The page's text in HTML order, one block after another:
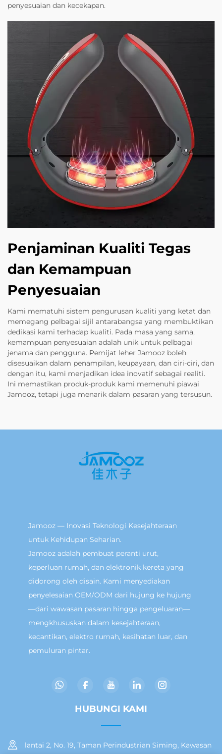
penyesuaian dan kecekapan.
Penjaminan Kualiti Tegas
dan Kemampuan
Penyesuaian
Kami mematuhi sistem pengurusan kualiti yang ketat dan
memegang pelbagai sijil antarabangsa yang membuktikan
dedikasi kami terhadap kualiti. Pada masa yang sama,
kemampuan penyesuaian adalah unik untuk pelbagai
jenama dan pengguna. Pemijat leher Jamooz boleh
disesuaikan dalam penampilan, keupayaan, dan ciri-ciri, dan
dengan itu, kami menjadikan idea inovatif sebagai realiti.
Ini memastikan produk-produk kami memenuhi piawai
Jamooz, tetapi juga menarik dalam pasaran yang tersusun.
Jamooz — Inovasi Teknologi Kesejahteraan
untuk Kehidupan Seharian.
Jamooz adalah pembuat peranti urut,
keperluan rumah, dan elektronik kereta yang
didorong oleh disain. Kami menyediakan
penyelesaian OEM/ODM dari hujung ke hujung
—dari wawasan pasaran hingga pengeluaran—
mengkhususkan dalam kesejahteraan,
kecantikan, elektro rumah, kesihatan luar, dan
pemuluran pintar.
HUBUNGI KAMI
lantai 2, No. 19, Taman Perindustrian Siming, Kawasan